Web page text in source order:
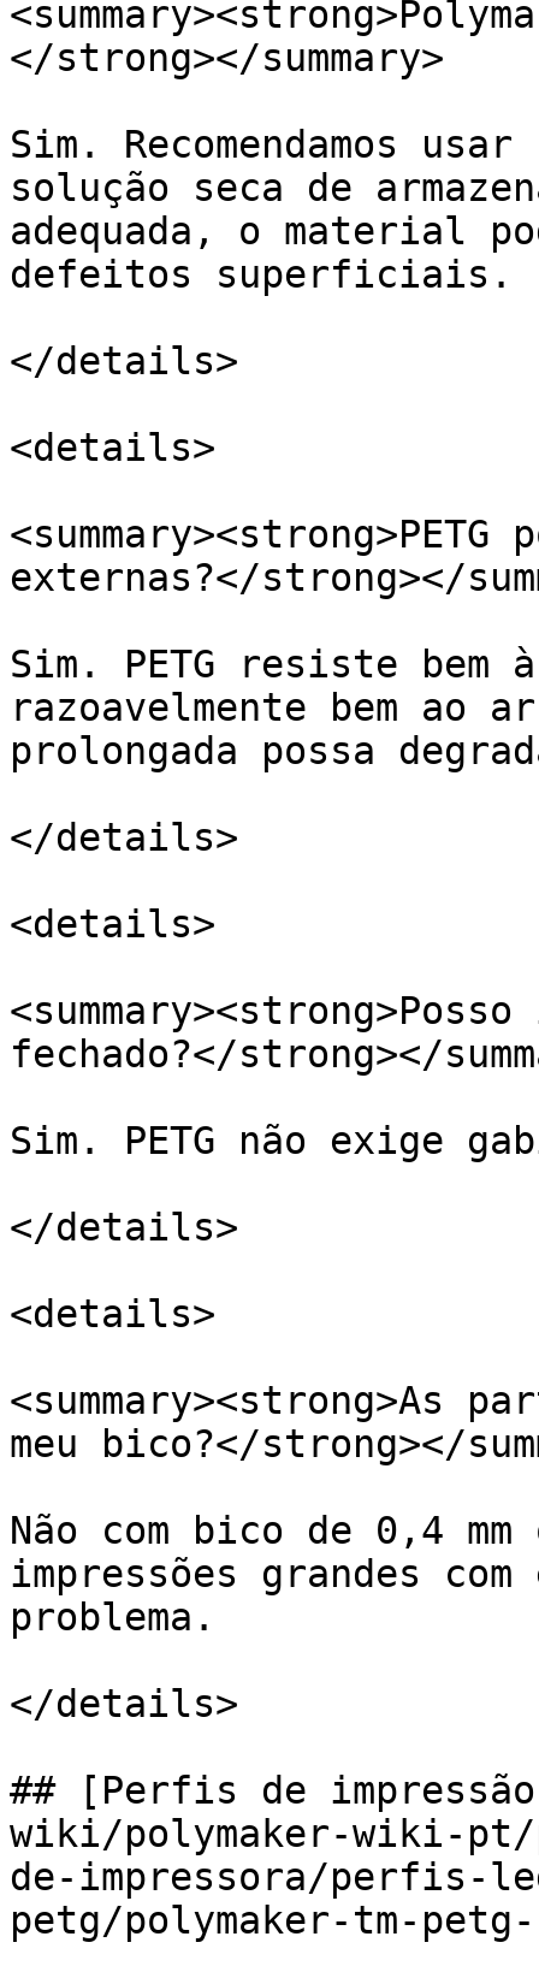
</strong></summary>
Sim. Recomendamos
solução seca de
adequada, o material
defeitos superficiais.
</details>
<details>
externas?</strong></
Sim. PETG resiste bem
razoavelmente bem ao
prolongada possa
</details>
<details>
fechado?</strong></
Sim. PETG não exige
</details>
<details>
<summary><strong>As
meu bico?</strong></
Não com bico de 0,4
impressões grandes
problema.
</details>
## [Perfis de
wiki/polymaker-wiki-
de-impressora/perfis-
petg/polymaker-tm-petg-